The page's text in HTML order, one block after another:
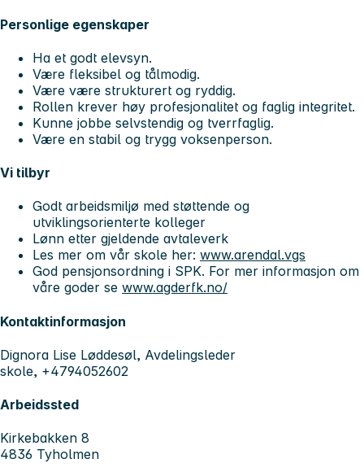
Personlige egenskaper
Ha et godt elevsyn.
Være fleksibel og tålmodig.
Være være strukturert og ryddig.
Rollen krever høy profesjonalitet og faglig integritet.
Kunne jobbe selvstendig og tverrfaglig.
Være en stabil og trygg voksenperson.
Vi tilbyr
Godt arbeidsmiljø med støttende og
utviklingsorienterte kolleger
Lønn etter gjeldende avtaleverk
Les mer om vår skole her: www.arendal.vgs
God pensjonsordning i SPK. For mer informasjon om
våre goder se www.agderfk.no/
Kontaktinformasjon
Dignora Lise Løddesøl, Avdelingsleder
skole, +4794052602
Arbeidssted
Kirkebakken 8
4836 Tyholmen